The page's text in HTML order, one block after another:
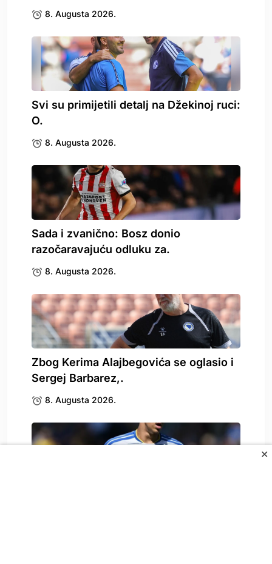
✕
8. Augusta 2026.
Svi su primijetili detalj na Džekinoj ruci:
O.
8. Augusta 2026.
Sada i zvanično: Bosz donio
razočaravajuću odluku za.
8. Augusta 2026.
Zbog Kerima Alajbegovića se oglasio i
Sergej Barbarez,.
8. Augusta 2026.